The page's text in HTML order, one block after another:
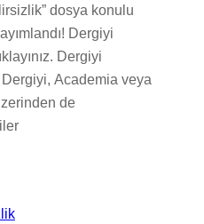
dosya konulu
Dergiyi
Dergiyi
Dergiyi, Academia veya
de